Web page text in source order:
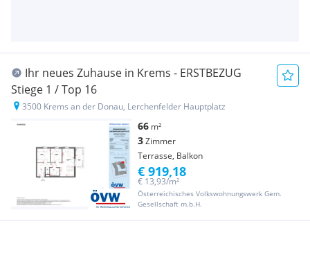
Ihr neues Zuhause in Krems - ERSTBEZUG
Stiege 1 / Top 16
3500 Krems an der Donau, Lerchenfelder Hauptplatz
66 m²
3Zimmer
Terrasse, Balkon
Österreichisches Volkswohnungswerk Gem.
Gesellschaft m.b.H.
€ 13,93/m²
€ 919,18